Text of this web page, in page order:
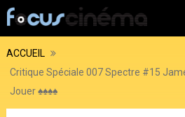
ACCUEIL
Critique Spéciale 007 Spectre #15
Jouer ♠♠♠♠